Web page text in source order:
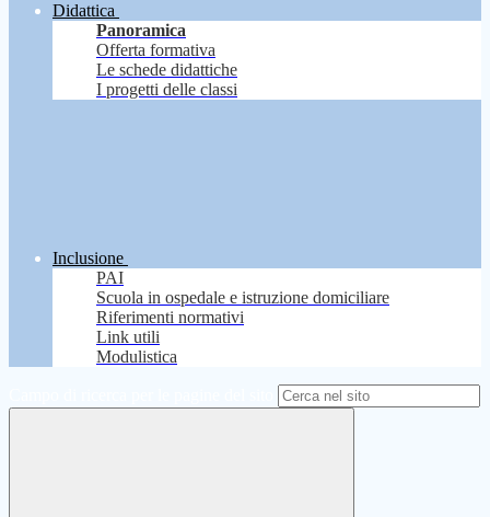
Didattica
Panoramica
Offerta formativa
Le schede didattiche
I progetti delle classi
Inclusione
PAI
Scuola in ospedale e istruzione domiciliare
Riferimenti normativi
Link utili
Modulistica